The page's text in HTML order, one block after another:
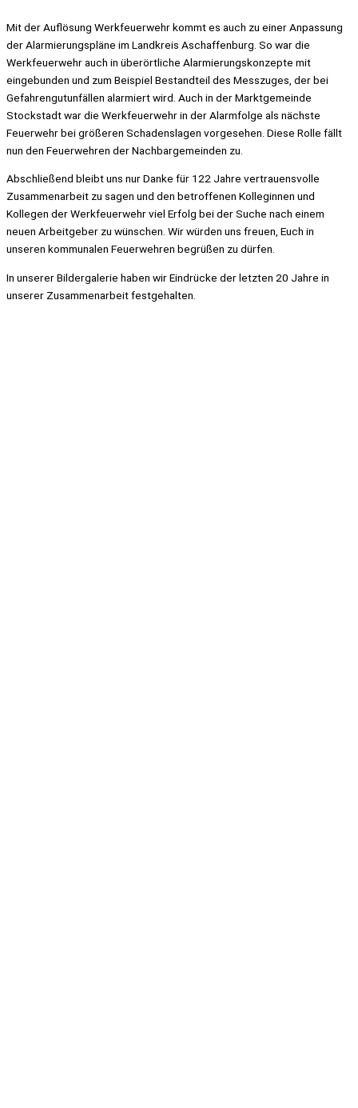
Mit der Auflösung Werkfeuerwehr kommt es auch zu einer Anpassung
der Alarmierungspläne im Landkreis Aschaffenburg. So war die
Werkfeuerwehr auch in überörtliche Alarmierungskonzepte mit
eingebunden und zum Beispiel Bestandteil des Messzuges, der bei
Gefahrengutunfällen alarmiert wird. Auch in der Marktgemeinde
Stockstadt war die Werkfeuerwehr in der Alarmfolge als nächste
Feuerwehr bei größeren Schadenslagen vorgesehen. Diese Rolle fällt
nun den Feuerwehren der Nachbargemeinden zu.
Abschließend bleibt uns nur Danke für 122 Jahre vertrauensvolle
Zusammenarbeit zu sagen und den betroffenen Kolleginnen und
Kollegen der Werkfeuerwehr viel Erfolg bei der Suche nach einem
neuen Arbeitgeber zu wünschen. Wir würden uns freuen, Euch in
unseren kommunalen Feuerwehren begrüßen zu dürfen.
In unserer Bildergalerie haben wir Eindrücke der letzten 20 Jahre in
unserer Zusammenarbeit festgehalten.